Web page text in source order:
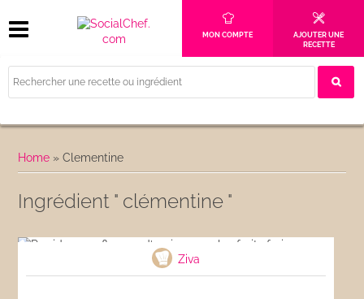
MON COMPTE
AJOUTER UNE
RECETTE
Home »Clementine
Ingrédient " clémentine "
Porridge aux flocons d’avoine avec les fruits
Ziva